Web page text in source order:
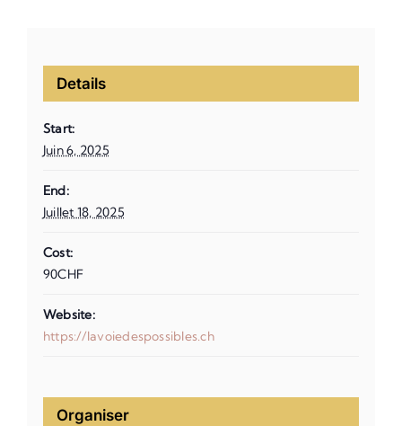
Details
Start:
Juin 6, 2025
End:
Juillet 18, 2025
Cost:
90CHF
Website:
https://lavoiedespossibles.ch
Organiser